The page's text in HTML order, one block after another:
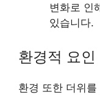
변화로 인
있습니다.
환경적 요인
환경 또한 더위